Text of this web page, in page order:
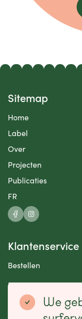
Sitemap
Home
Label
Over
Projecten
Publicaties
FR
Klantenservice
Bestellen
Retourneren en
We